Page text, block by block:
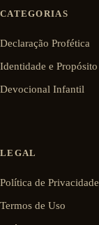
CATEGORIAS
Declaração Profética
Identidade e Propósito
Devocional Infantil
LEGAL
Política de Privacidade
Termos de Uso